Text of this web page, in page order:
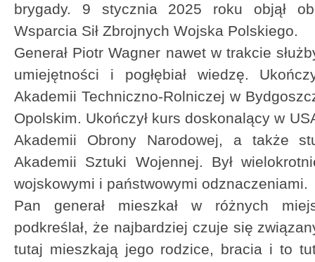
brygady. 9 stycznia 2025 roku objął
Wsparcia Sił Zbrojnych Wojska Polskiego.
Generał Piotr Wagner nawet w trakcie
umiejętności i pogłębiał wiedzę.
Akademii Techniczno-Rolniczej w
Opolskim. Ukończył kurs doskonalący w
Akademii Obrony Narodowej, a także
Akademii Sztuki Wojennej. Był
wojskowymi i państwowymi odznaczeniami.
Pan generał mieszkał w różnych
podkreślał, że najbardziej czuje się
tutaj mieszkają jego rodzice, bracia i to